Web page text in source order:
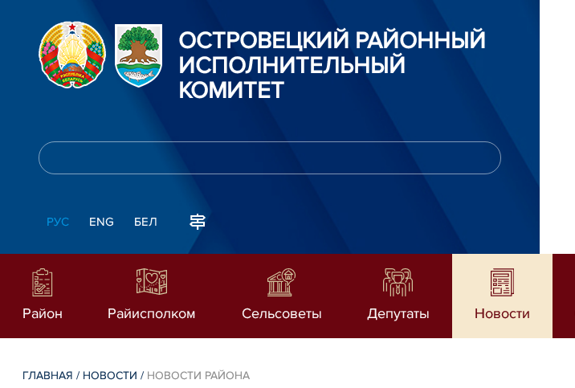
ОСТРОВЕЦКИЙ РАЙОННЫЙ
ИСПОЛНИТЕЛЬНЫЙ
КОМИТЕТ
РУС ENG БЕЛ
Район Райисполком Сельсоветы Депутаты Новости
ГЛАВНАЯ / НОВОСТИ / НОВОСТИ РАЙОНА